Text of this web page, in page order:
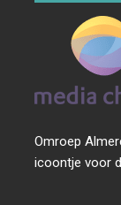
Omroep
icoontje voor